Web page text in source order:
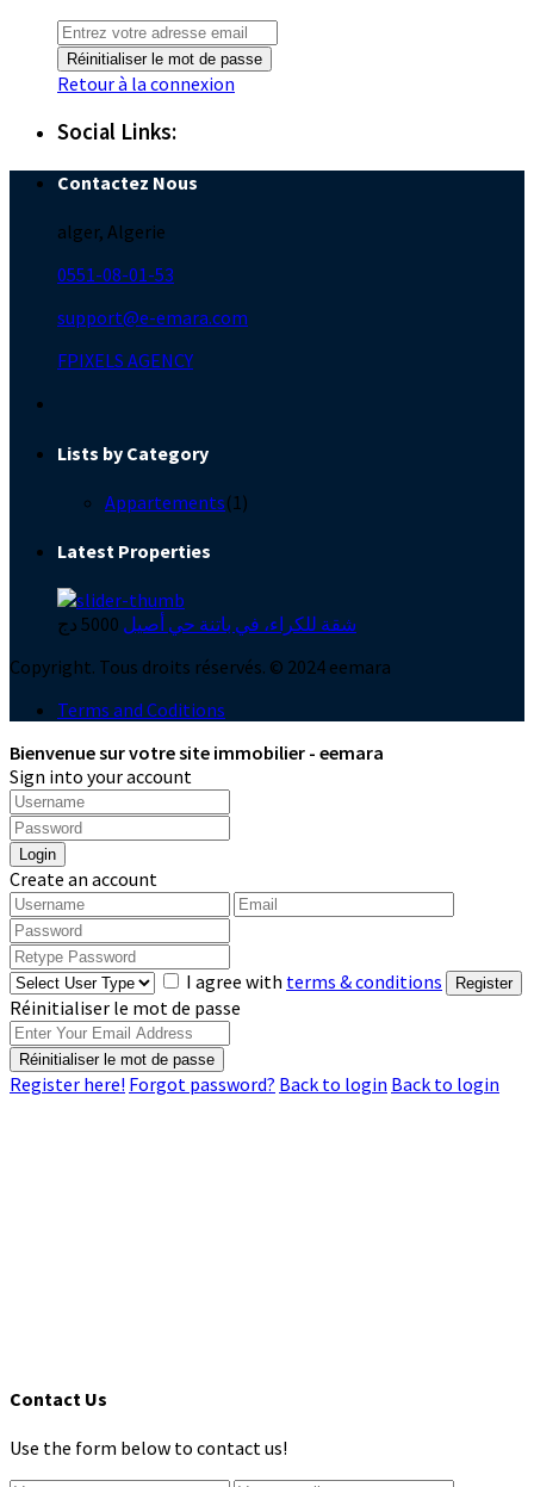
Réinitialiser le mot de passe
Retour à la connexion
Social Links:
Contactez Nous
alger, Algerie
0551-08-01-53
support@e-emara.com
FPIXELS AGENCY
Lists by Category
Appartements(1)
Latest Properties
شقة للكراء، في باتنة حي أصيل 5000 دج
Copyright. Tous droits réservés. © 2024 eemara
Terms and Coditions
Bienvenue sur votre site immobilier - eemara
Sign into your account
Login
Create an account
I agree with terms & conditions Register
Réinitialiser le mot de passe
Réinitialiser le mot de passe
Register here! Forgot password? Back to login Back to login
Contact Us
Use the form below to contact us!